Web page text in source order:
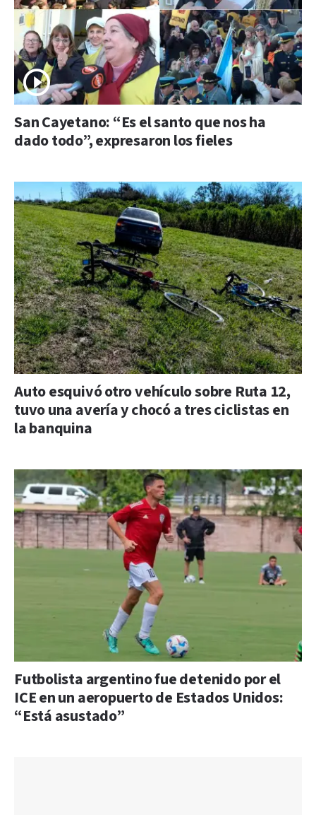
San Cayetano: “Es el santo que nos ha
dado todo”, expresaron los fieles
Auto esquivó otro vehículo sobre Ruta 12,
tuvo una avería y chocó a tres ciclistas en
la banquina
Futbolista argentino fue detenido por el
ICE en un aeropuerto de Estados Unidos:
“Está asustado”